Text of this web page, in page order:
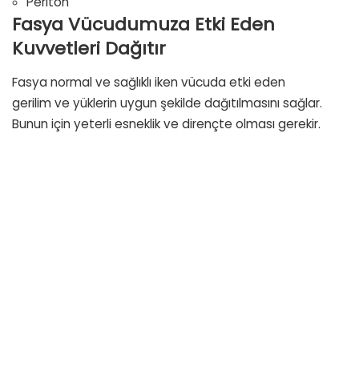
Fasya Vücudumuza Etki Eden
Kuvvetleri Dağıtır
Fasya normal ve sağlıklı iken vücuda etki eden
gerilim ve yüklerin uygun şekilde dağıtılmasını sağlar.
Bunun için yeterli esneklik ve dirençte olması gerekir.